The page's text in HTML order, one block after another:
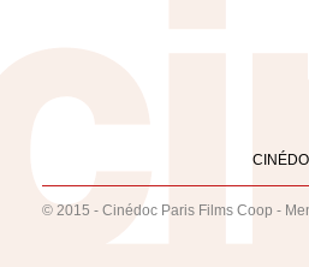
© 2015 - Cinédoc Paris Films Coop -